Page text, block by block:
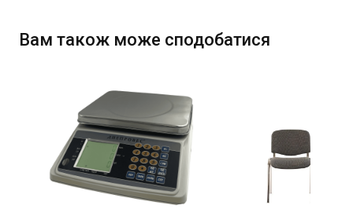
Вам також може сподобатися